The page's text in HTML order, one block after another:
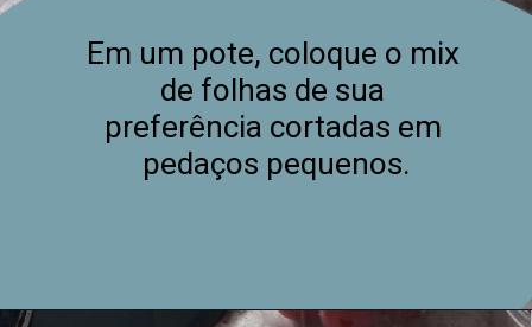
Em um pote, coloque o mix
de folhas de sua
preferência cortadas em
pedaços pequenos.